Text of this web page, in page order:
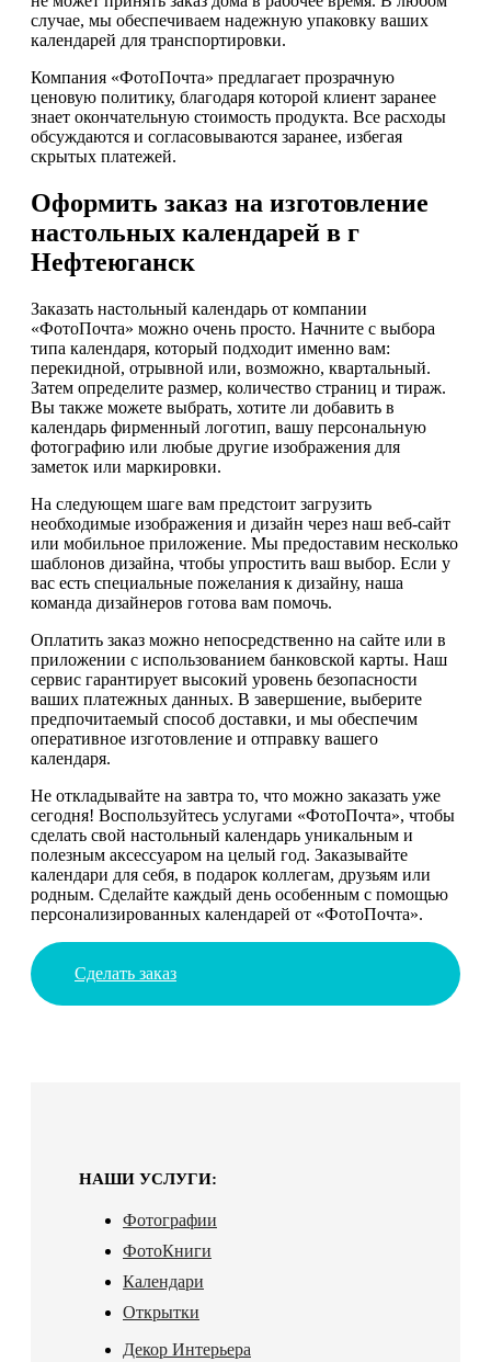
случае, мы обеспечиваем надежную упаковку ваших
календарей для транспортировки.
Компания «ФотоПочта» предлагает прозрачную
ценовую политику, благодаря которой клиент заранее
знает окончательную стоимость продукта. Все расходы
обсуждаются и согласовываются заранее, избегая
скрытых платежей.
Оформить заказ на изготовление
настольных календарей в г
Нефтеюганск
Заказать настольный календарь от компании
«ФотоПочта» можно очень просто. Начните с выбора
типа календаря, который подходит именно вам:
перекидной, отрывной или, возможно, квартальный.
Затем определите размер, количество страниц и тираж.
Вы также можете выбрать, хотите ли добавить в
календарь фирменный логотип, вашу персональную
фотографию или любые другие изображения для
заметок или маркировки.
На следующем шаге вам предстоит загрузить
необходимые изображения и дизайн через наш веб-сайт
или мобильное приложение. Мы предоставим несколько
шаблонов дизайна, чтобы упростить ваш выбор. Если у
вас есть специальные пожелания к дизайну, наша
команда дизайнеров готова вам помочь.
Оплатить заказ можно непосредственно на сайте или в
приложении с использованием банковской карты. Наш
сервис гарантирует высокий уровень безопасности
ваших платежных данных. В завершение, выберите
предпочитаемый способ доставки, и мы обеспечим
оперативное изготовление и отправку вашего
календаря.
Не откладывайте на завтра то, что можно заказать уже
сегодня! Воспользуйтесь услугами «ФотоПочта», чтобы
сделать свой настольный календарь уникальным и
полезным аксессуаром на целый год. Заказывайте
календари для себя, в подарок коллегам, друзьям или
родным. Сделайте каждый день особенным с помощью
персонализированных календарей от «ФотоПочта».
Сделать заказ
НАШИ УСЛУГИ:
Фотографии
ФотоКниги
Календари
Открытки
Декор Интерьера